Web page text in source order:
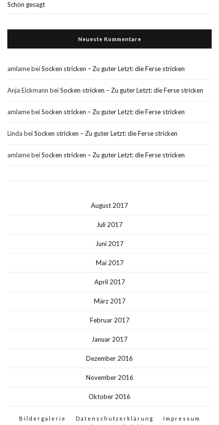
Schön gesagt
Neueste Kommentare
amlamebeiSocken stricken – Zu guter Letzt: die Ferse stricken
Anja Eickmann beiSocken stricken – Zu guter Letzt: die Ferse stricken
amlamebeiSocken stricken – Zu guter Letzt: die Ferse stricken
Linda beiSocken stricken – Zu guter Letzt: die Ferse stricken
amlamebeiSocken stricken – Zu guter Letzt: die Ferse stricken
August 2017
Juli 2017
Juni 2017
Mai 2017
April 2017
März 2017
Februar 2017
Januar 2017
Dezember 2016
November 2016
Oktober 2016
Bildergalerie Datenschutzerklärung
Impressum